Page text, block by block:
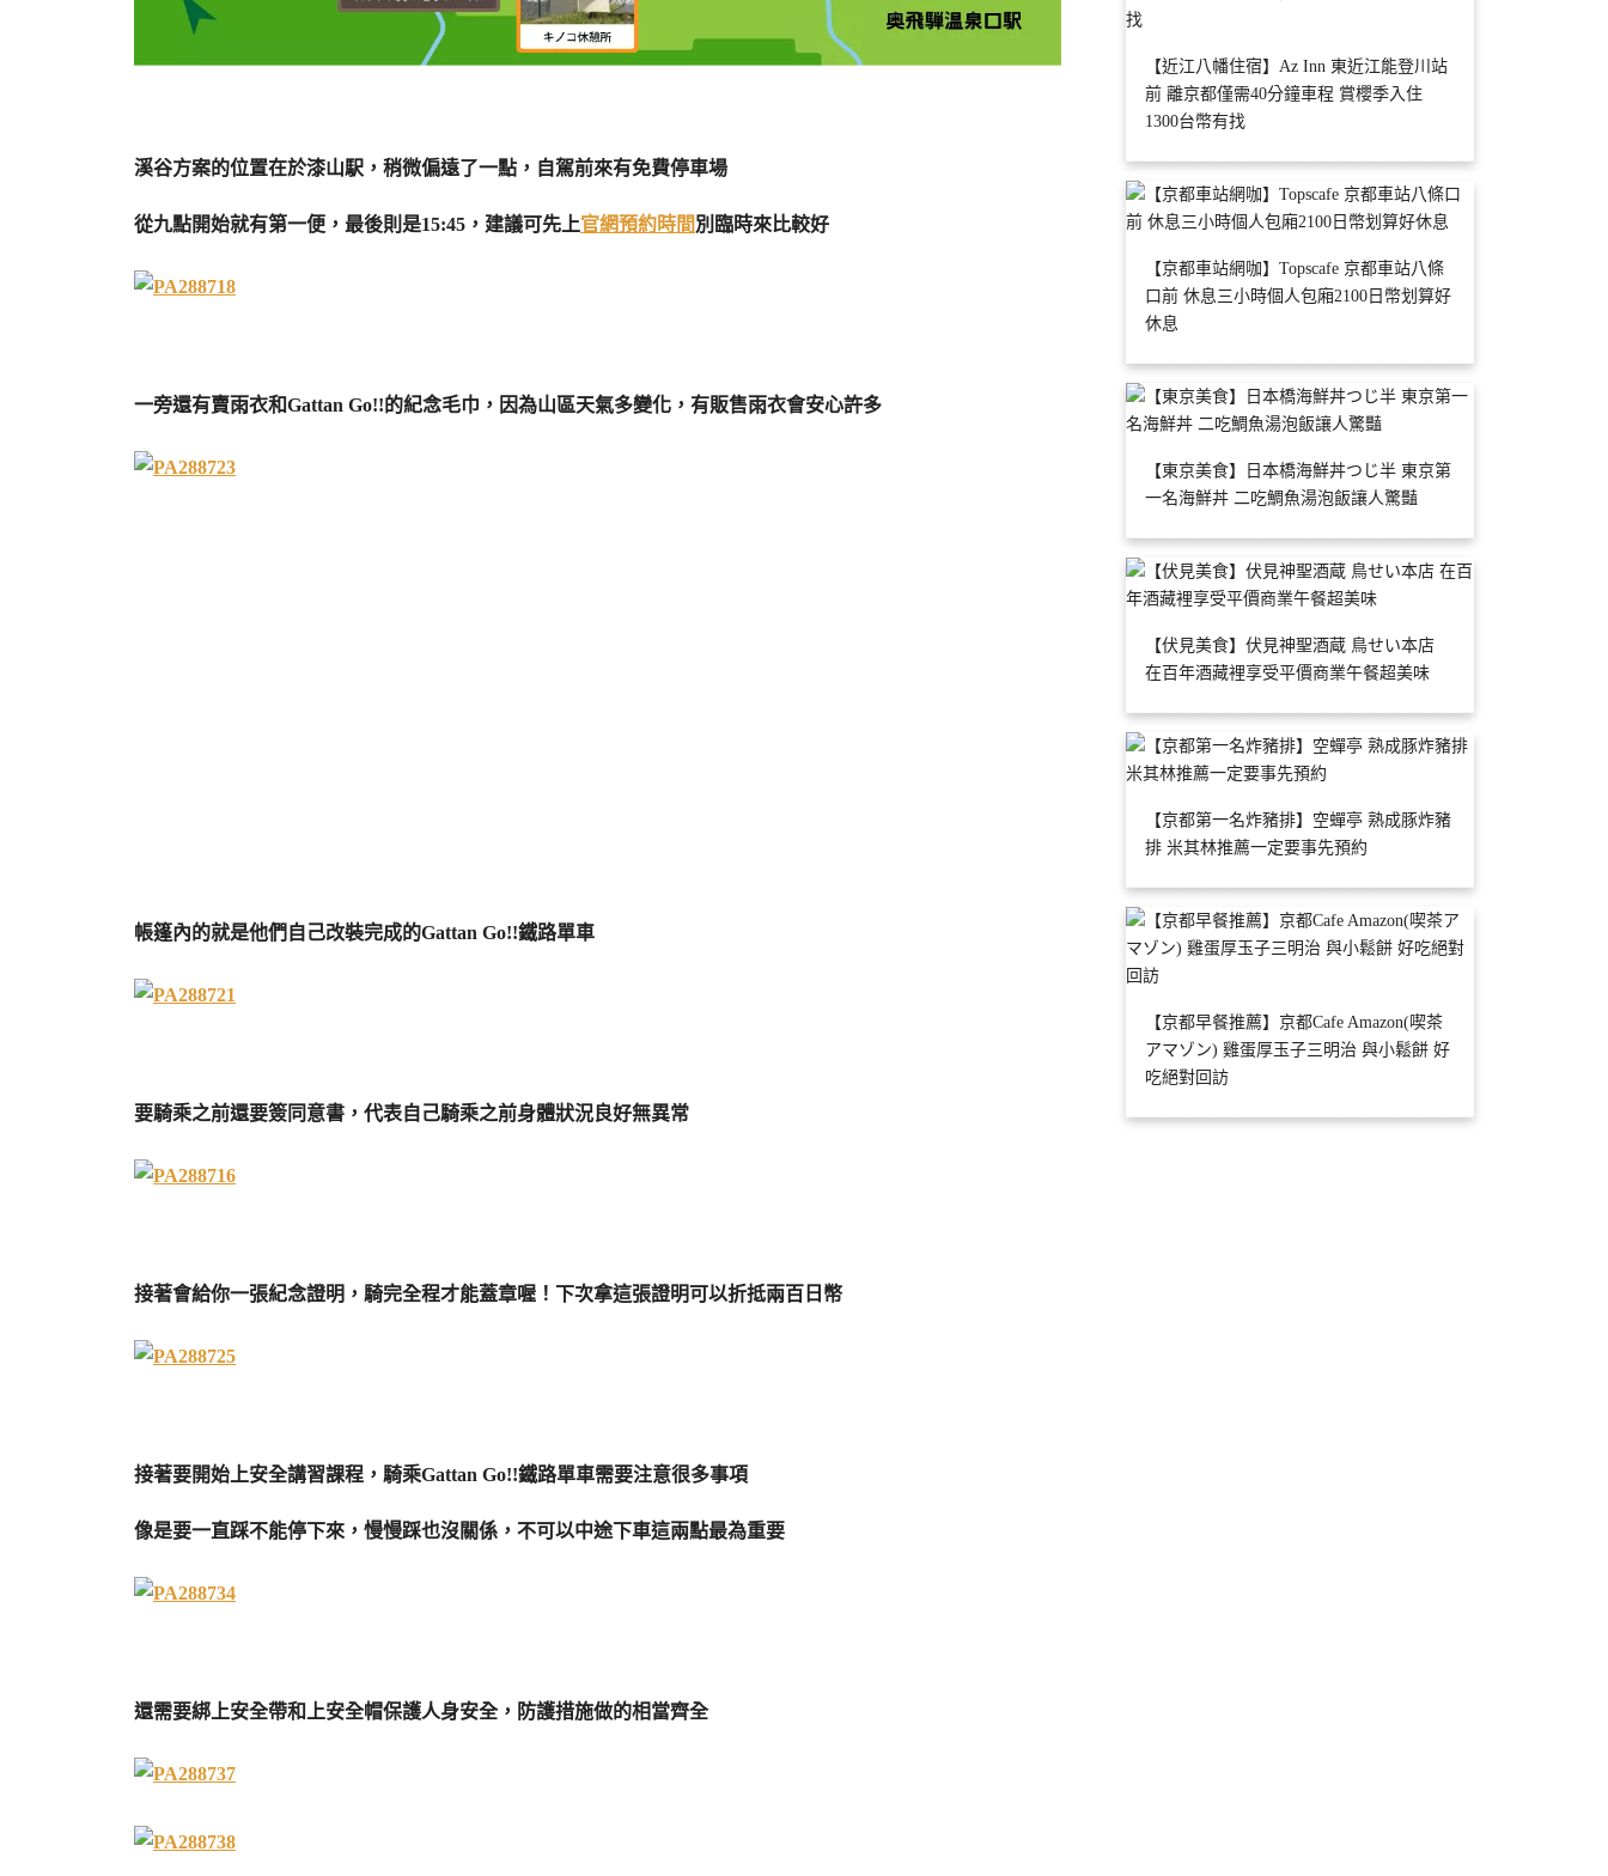
溪谷方案的位置在於漆山駅，稍微偏遠了一點，自駕前來有免費停車場
從九點開始就有第一便，最後則是15:45，建議可先上官網預約時間別臨時來比較好
一旁還有賣雨衣和Gattan Go!!的紀念毛巾，因為山區天氣多變化，有販售雨衣會安心許多
帳篷內的就是他們自己改裝完成的Gattan Go!!鐵路單車
要騎乘之前還要簽同意書，代表自己騎乘之前身體狀況良好無異常
接著會給你一張紀念證明，騎完全程才能蓋章喔！下次拿這張證明可以折抵兩百日幣
接著要開始上安全講習課程，騎乘Gattan Go!!鐵路單車需要注意很多事項
像是要一直踩不能停下來，慢慢踩也沒關係，不可以中途下車這兩點最為重要
還需要綁上安全帶和上安全帽保護人身安全，防護措施做的相當齊全
【近江八幡住宿】Az Inn 東近江能登川站
前 離京都僅需40分鐘車程 賞櫻季入住
1300台幣有找
【京都車站網咖】Topscafe 京都車站八條
口前 休息三小時個人包廂2100日幣划算好
休息
【東京美食】日本橋海鮮丼つじ半 東京第
一名海鮮丼 二吃鯛魚湯泡飯讓人驚豔
【伏見美食】伏見神聖酒蔵 鳥せい本店
在百年酒藏裡享受平價商業午餐超美味
【京都第一名炸豬排】空蟬亭 熟成豚炸豬
排 米其林推薦一定要事先預約
【京都早餐推薦】京都Cafe Amazon(喫茶
アマゾン) 雞蛋厚玉子三明治 與小鬆餅 好
吃絕對回訪